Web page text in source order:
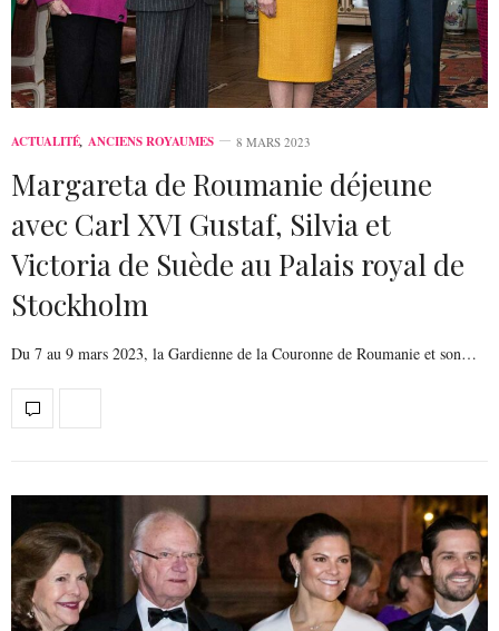
ACTUALITÉ, ANCIENS ROYAUMES 8 MARS 2023
Margareta de Roumanie déjeune
avec Carl XVI Gustaf, Silvia et
Victoria de Suède au Palais royal de
Stockholm
Du 7 au 9 mars 2023, la Gardienne de la Couronne de Roumanie et son…